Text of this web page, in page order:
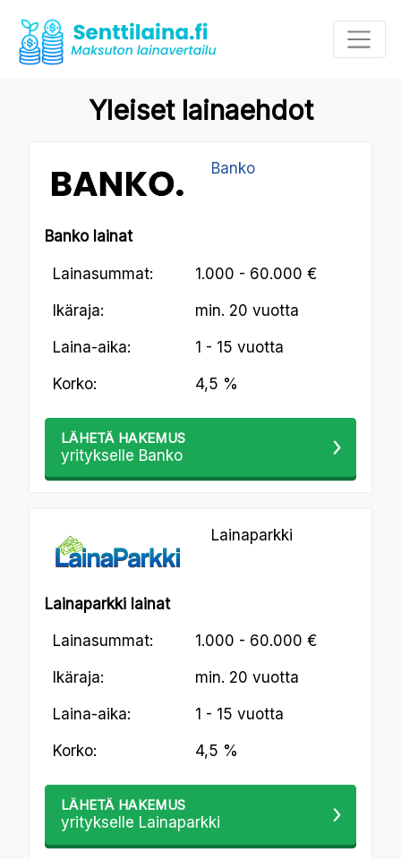
Yleiset lainaehdot
Banko
Banko lainat
Lainasummat: 1.000 - 60.000 €
Ikäraja: min. 20 vuotta
Laina-aika: 1 - 15 vuotta
Korko: 4,5 %
LÄHETÄ HAKEMUS
yritykselle Banko
Lainaparkki
Lainaparkki lainat
Lainasummat: 1.000 - 60.000 €
Ikäraja: min. 20 vuotta
Laina-aika: 1 - 15 vuotta
Korko: 4,5 %
LÄHETÄ HAKEMUS
yritykselle Lainaparkki